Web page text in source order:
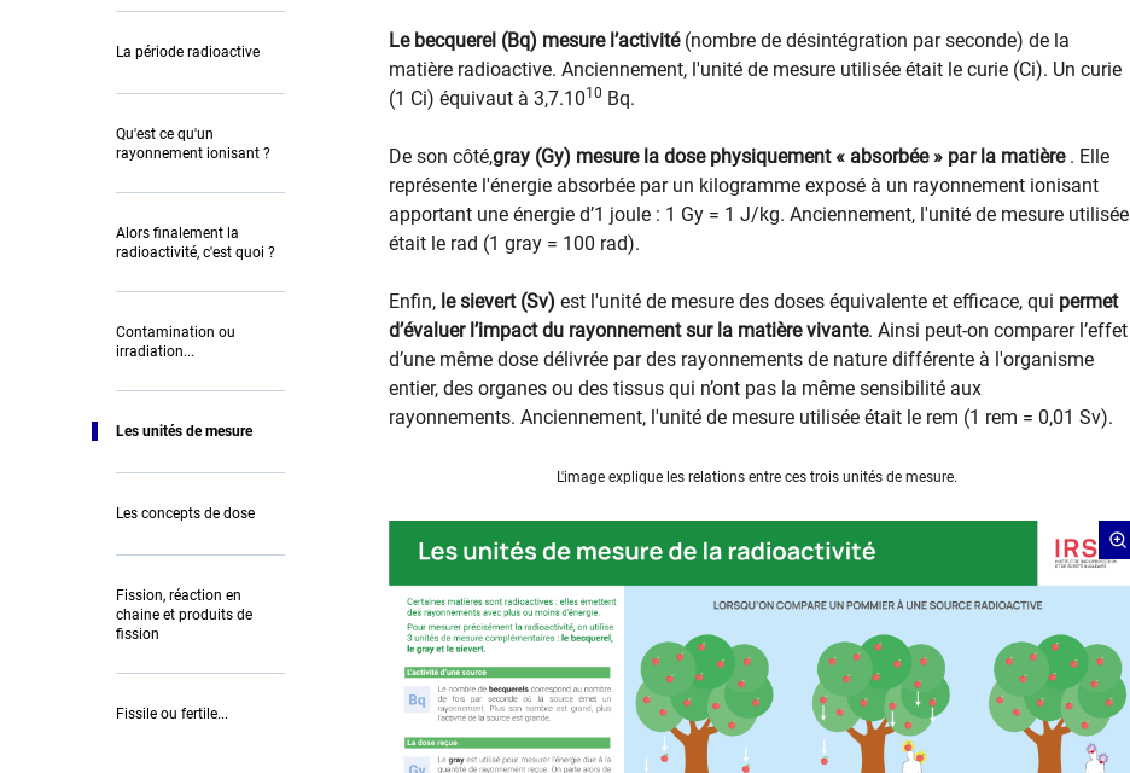
La période radioactive
Qu'est ce qu'un
rayonnement ionisant ?
Alors finalement la
radioactivité, c'est quoi ?
Contamination ou
irradiation...
Les unités de mesure
Les concepts de dose
Fission, réaction en
chaine et produits de
fission
Fissile ou fertile...
Le becquerel (Bq) mesure l’activité (nombre de désintégration par seconde) de la
matière radioactive. Anciennement, l'unité de mesure utilisée était le curie (Ci). Un curie
(1 Ci) équivaut à 3,7.1010 Bq.
De son côté,gray (Gy) mesure la dose physiquement « absorbée » par la matière . Elle
représente l'énergie absorbée par un kilogramme exposé à un rayonnement ionisant
apportant une énergie d’1 joule : 1 Gy = 1 J/kg. Anciennement, l'unité de mesure utilisée
était le rad (1 gray = 100 rad).
Enfin, le sievert (Sv) est l'unité de mesure des doses équivalente et efficace, qui permet
d’évaluer l’impact du rayonnement sur la matière vivante. Ainsi peut-on comparer l’effet
d’une même dose délivrée par des rayonnements de nature différente à l'organisme
entier, des organes ou des tissus qui n’ont pas la même sensibilité aux
rayonnements. Anciennement, l'unité de mesure utilisée était le rem (1 rem = 0,01 Sv).​
L'image explique les relations entre ces trois unités de mesure.